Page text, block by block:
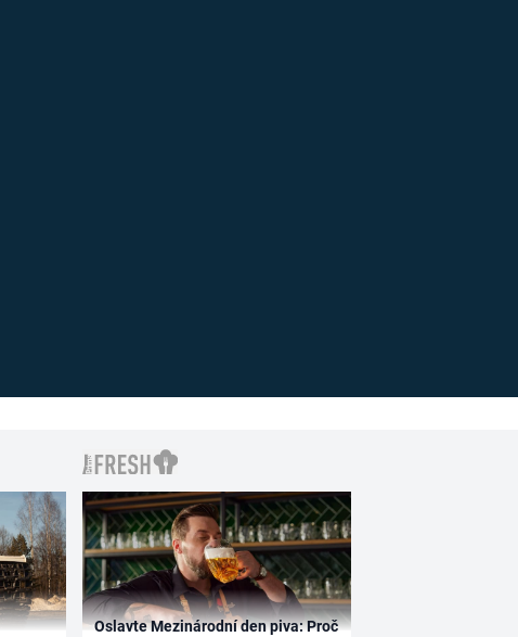
Oslavte Mezinárodní den piva: Proč